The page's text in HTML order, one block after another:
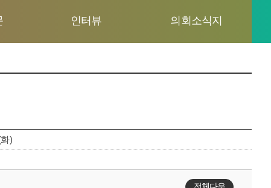
인터뷰 의회소식지
)